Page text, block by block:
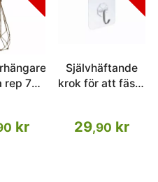
rep 75
kr
Självhäftande
krok för att fästa
transparent
29,90 kr